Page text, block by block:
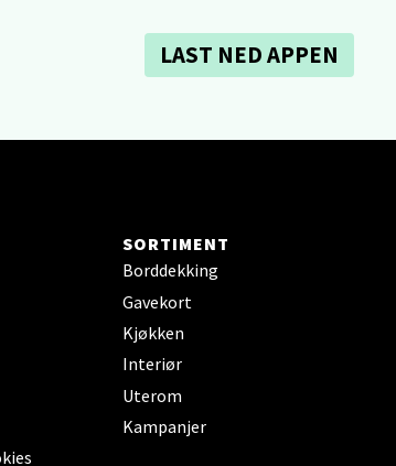
LAST NED APPEN
SORTIMENT
Borddekking
Gavekort
Kjøkken
Interiør
Uterom
Kampanjer
09-18
Linderud
vei 38, 0594 Oslo